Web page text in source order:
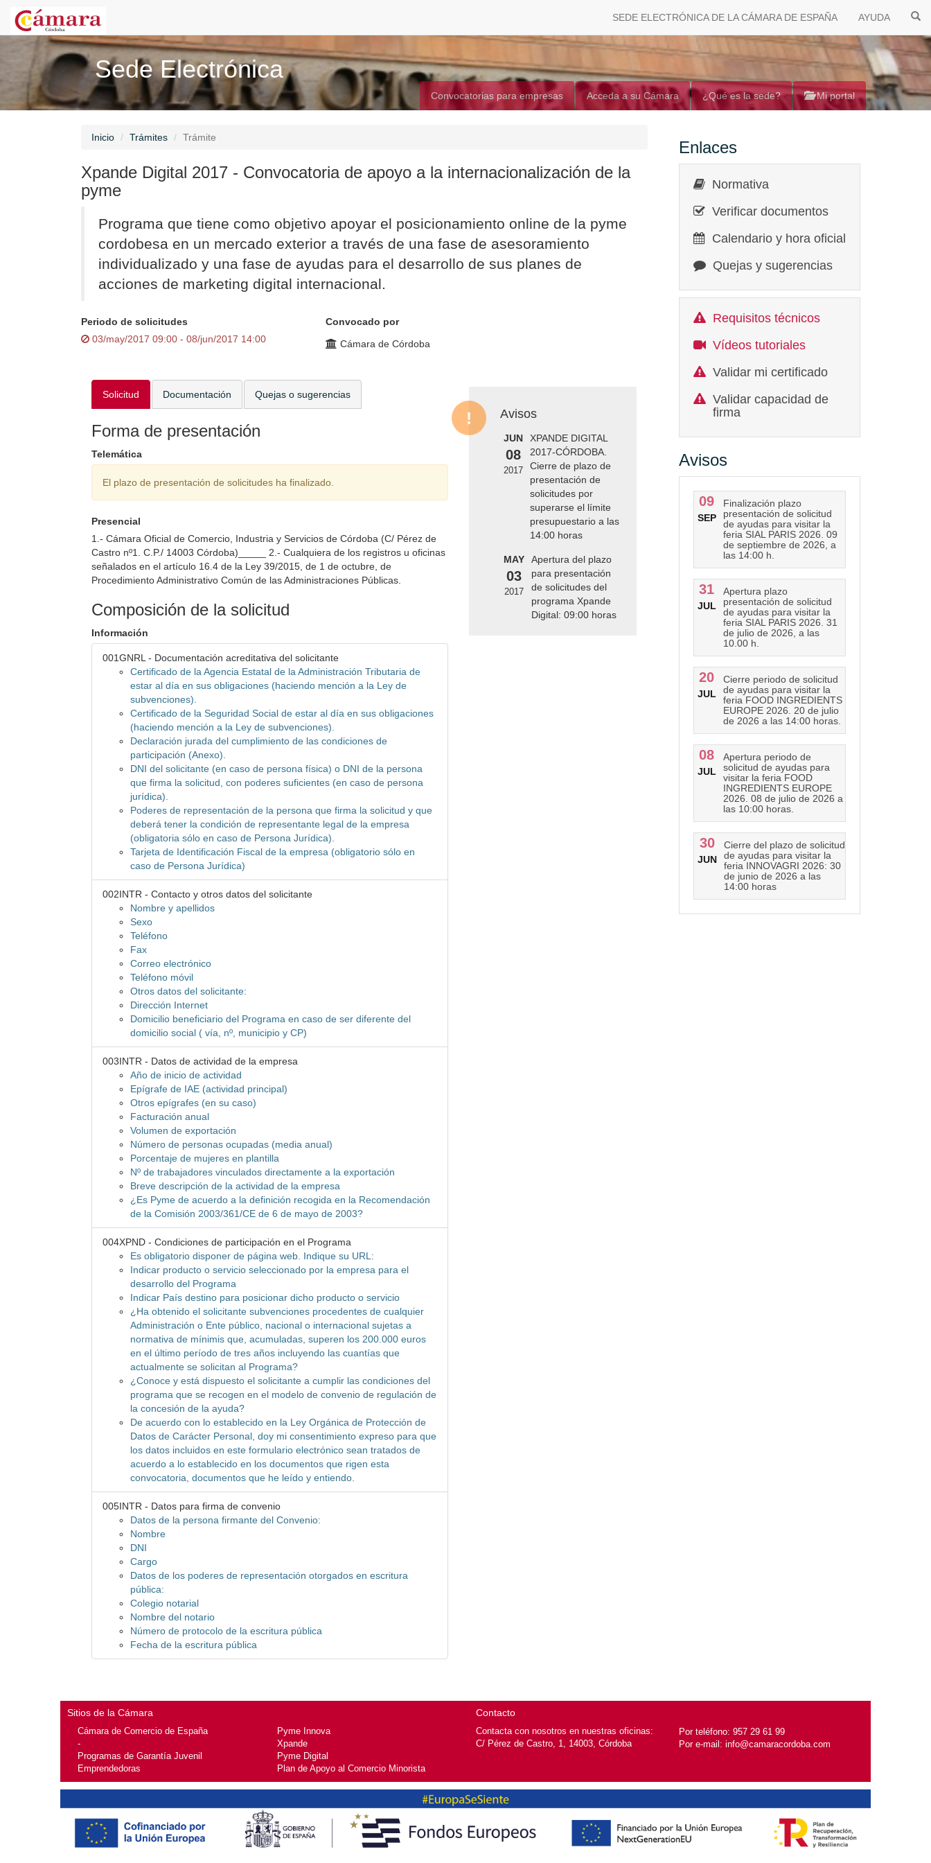
SEDE ELECTRÓNICA DE LA CÁMARA DE ESPAÑA AYUDA
Sede Electrónica
Convocatorias para empresas Acceda a su Cámara ¿Qué es la sede? Mi portal
Inicio Trámites Trámite
Xpande Digital 2017 - Convocatoria de apoyo a la internacionalización de la
pyme
Programa que tiene como objetivo apoyar el posicionamiento online de la pyme
cordobesa en un mercado exterior a través de una fase de asesoramiento
individualizado y una fase de ayudas para el desarrollo de sus planes de
acciones de marketing digital internacional.
Periodo de solicitudes
03/may/2017 09:00 - 08/jun/2017 14:00
Convocado por
Cámara de Córdoba
Solicitud Documentación Quejas o sugerencias
Forma de presentación
Telemática
El plazo de presentación de solicitudes ha finalizado.
Presencial
1.- Cámara Oficial de Comercio, Industria y Servicios de Córdoba (C/ Pérez de
Castro nº1. C.P./ 14003 Córdoba)_____ 2.- Cualquiera de los registros u oficinas
señalados en el artículo 16.4 de la Ley 39/2015, de 1 de octubre, de
Procedimiento Administrativo Común de las Administraciones Públicas.
Composición de la solicitud
Información
001GNRL - Documentación acreditativa del solicitante
Certificado de la Agencia Estatal de la Administración Tributaria de
estar al día en sus obligaciones (haciendo mención a la Ley de
subvenciones).
Certificado de la Seguridad Social de estar al día en sus obligaciones
(haciendo mención a la Ley de subvenciones).
Declaración jurada del cumplimiento de las condiciones de
participación (Anexo).
DNI del solicitante (en caso de persona física) o DNI de la persona
que firma la solicitud, con poderes suficientes (en caso de persona
jurídica).
Poderes de representación de la persona que firma la solicitud y que
deberá tener la condición de representante legal de la empresa
(obligatoria sólo en caso de Persona Jurídica).
Tarjeta de Identificación Fiscal de la empresa (obligatorio sólo en
caso de Persona Jurídica)
002INTR - Contacto y otros datos del solicitante
Nombre y apellidos
Sexo
Teléfono
Fax
Correo electrónico
Teléfono móvil
Otros datos del solicitante:
Dirección Internet
Domicilio beneficiario del Programa en caso de ser diferente del
domicilio social ( vía, nº, municipio y CP)
003INTR - Datos de actividad de la empresa
Año de inicio de actividad
Epígrafe de IAE (actividad principal)
Otros epígrafes (en su caso)
Facturación anual
Volumen de exportación
Número de personas ocupadas (media anual)
Porcentaje de mujeres en plantilla
Nº de trabajadores vinculados directamente a la exportación
Breve descripción de la actividad de la empresa
¿Es Pyme de acuerdo a la definición recogida en la Recomendación
de la Comisión 2003/361/CE de 6 de mayo de 2003?
004XPND - Condiciones de participación en el Programa
Es obligatorio disponer de página web. Indique su URL:
Indicar producto o servicio seleccionado por la empresa para el
desarrollo del Programa
Indicar País destino para posicionar dicho producto o servicio
¿Ha obtenido el solicitante subvenciones procedentes de cualquier
Administración o Ente público, nacional o internacional sujetas a
normativa de mínimis que, acumuladas, superen los 200.000 euros
en el último período de tres años incluyendo las cuantías que
actualmente se solicitan al Programa?
¿Conoce y está dispuesto el solicitante a cumplir las condiciones del
programa que se recogen en el modelo de convenio de regulación de
la concesión de la ayuda?
De acuerdo con lo establecido en la Ley Orgánica de Protección de
Datos de Carácter Personal, doy mi consentimiento expreso para que
los datos incluidos en este formulario electrónico sean tratados de
acuerdo a lo establecido en los documentos que rigen esta
convocatoria, documentos que he leído y entiendo.
005INTR - Datos para firma de convenio
Datos de la persona firmante del Convenio:
Nombre
DNI
Cargo
Datos de los poderes de representación otorgados en escritura
pública:
Colegio notarial
Nombre del notario
Número de protocolo de la escritura pública
Fecha de la escritura pública
Avisos
JUN
08
2017
XPANDE DIGITAL
2017-CÓRDOBA.
Cierre de plazo de
presentación de
solicitudes por
superarse el límite
presupuestario a las
14:00 horas
MAY
03
2017
Apertura del plazo
para presentación
de solicitudes del
programa Xpande
Digital: 09:00 horas
Enlaces
Normativa
Verificar documentos
Calendario y hora oficial
Quejas y sugerencias
Requisitos técnicos
Vídeos tutoriales
Validar mi certificado
Validar capacidad de
firma
Avisos
09
SEP
Finalización plazo
presentación de solicitud
de ayudas para visitar la
feria SIAL PARIS 2026. 09
de septiembre de 2026, a
las 14:00 h.
31
JUL
Apertura plazo
presentación de solicitud
de ayudas para visitar la
feria SIAL PARIS 2026. 31
de julio de 2026, a las
10.00 h.
20
JUL
Cierre periodo de solicitud
de ayudas para visitar la
feria FOOD INGREDIENTS
EUROPE 2026. 20 de julio
de 2026 a las 14:00 horas.
08
JUL
Apertura periodo de
solicitud de ayudas para
visitar la feria FOOD
INGREDIENTS EUROPE
2026. 08 de julio de 2026 a
las 10:00 horas.
30
JUN
Cierre del plazo de solicitud
de ayudas para visitar la
feria INNOVAGRI 2026: 30
de junio de 2026 a las
14:00 horas
Sitios de la Cámara
Cámara de Comercio de España
-
Programas de Garantía Juvenil
Emprendedoras
Pyme Innova
Xpande
Pyme Digital
Plan de Apoyo al Comercio Minorista
Contacto
Contacta con nosotros en nuestras oficinas:
C/ Pérez de Castro, 1, 14003, Córdoba
Por teléfono: 957 29 61 99
Por e-mail: info@camaracordoba.com